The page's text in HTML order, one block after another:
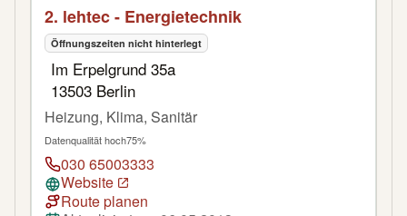
2. lehtec - Energietechnik
Öffnungszeiten nicht hinterlegt
Im Erpelgrund 35a
13503 Berlin
Heizung, Klima, Sanitär
Datenqualität hoch75%
030 65003333
Website
Route planen